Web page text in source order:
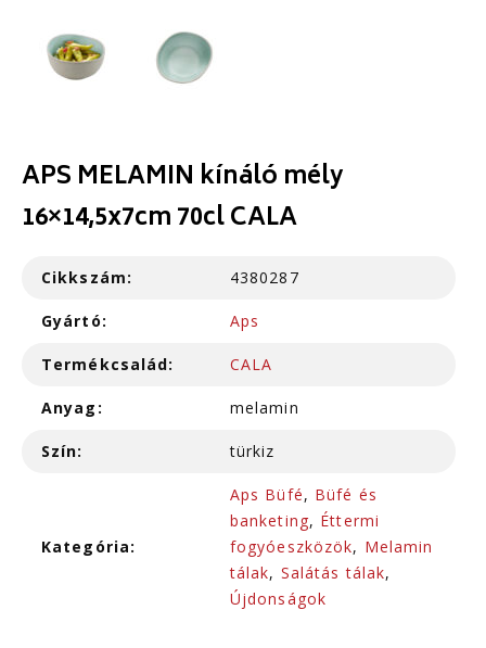
APS MELAMIN kínáló mély
16×14,5x7cm 70cl CALA
Cikkszám: 4380287
Gyártó: Aps
Termékcsalád: CALA
Anyag: melamin
Szín: türkiz
Kategória:
Aps Büfé, Büfé és
banketing, Éttermi
fogyóeszközök, Melamin
tálak, Salátás tálak,
Újdonságok